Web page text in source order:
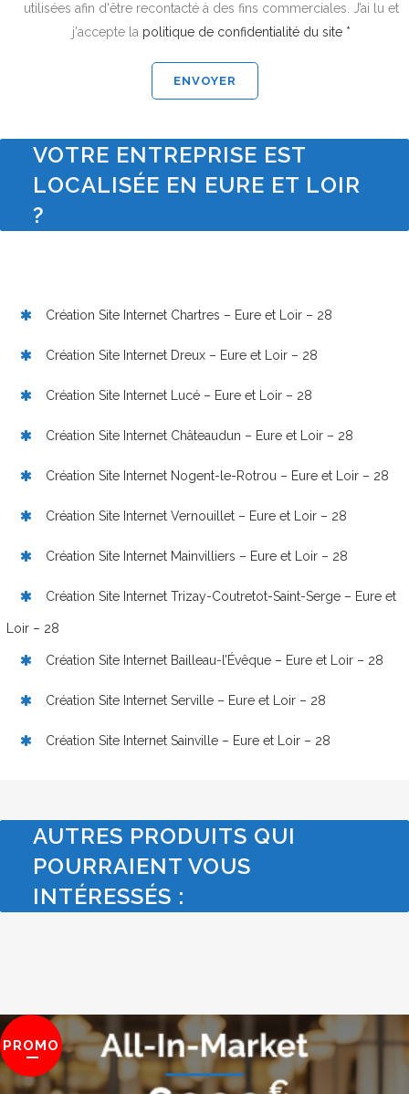
utilisées afin d'être recontacté à des fins commerciales. J’ai lu et
j'accepte la politique de confidentialité du site *
VOTRE ENTREPRISE EST
LOCALISÉE EN EURE ET LOIR
?
Création Site Internet Chartres – Eure et Loir – 28
Création Site Internet Dreux – Eure et Loir – 28
Création Site Internet Lucé – Eure et Loir – 28
Création Site Internet Châteaudun – Eure et Loir – 28
Création Site Internet Nogent-le-Rotrou – Eure et Loir – 28
Création Site Internet Vernouillet – Eure et Loir – 28
Création Site Internet Mainvilliers – Eure et Loir – 28
Création Site Internet Trizay-Coutretot-Saint-Serge – Eure et
Loir – 28
Création Site Internet Bailleau-l’Évêque – Eure et Loir – 28
Création Site Internet Serville – Eure et Loir – 28
Création Site Internet Sainville – Eure et Loir – 28
AUTRES PRODUITS QUI
POURRAIENT VOUS
INTÉRESSÉS :
PROMO